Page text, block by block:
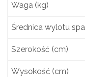
Waga (kg)
Średnica wylotu
Szerokość (cm)
Wysokość (cm)